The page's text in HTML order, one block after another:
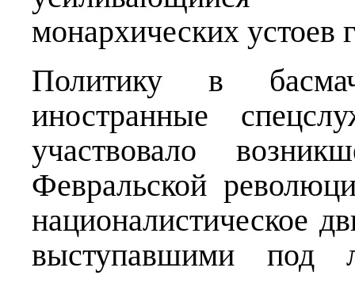
монархических устоев
Политику в
иностранные
участвовало
Февральской
националистическое
выступавшими под